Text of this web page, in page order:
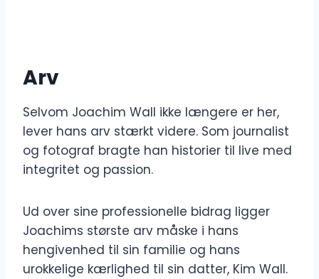
Arv
Selvom Joachim Wall ikke længere er her,
lever hans arv stærkt videre. Som journalist
og fotograf bragte han historier til live med
integritet og passion.
Ud over sine professionelle bidrag ligger
Joachims største arv måske i hans
hengivenhed til sin familie og hans
urokkelige kærlighed til sin datter, Kim Wall.